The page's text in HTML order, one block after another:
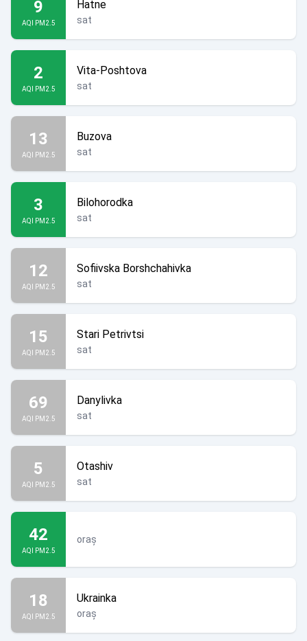
9
AQI PM2.5
Hatne
sat
2
AQI PM2.5
Vita-Poshtova
sat
13
AQI PM2.5
Buzova
sat
3
AQI PM2.5
Bilohorodka
sat
12
AQI PM2.5
Sofiivska Borshchahivka
sat
15
AQI PM2.5
Stari Petrivtsi
sat
69
AQI PM2.5
Danylivka
sat
5
AQI PM2.5
Otashiv
sat
42
AQI PM2.5
oraș
18
AQI PM2.5
Ukrainka
oraș